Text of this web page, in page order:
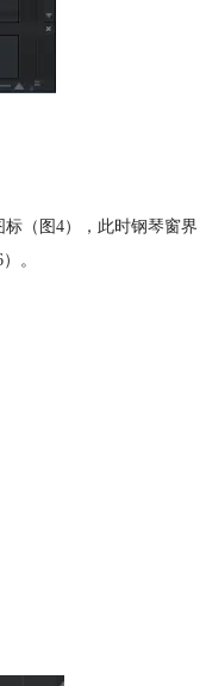
（图4），此时钢琴窗界
。